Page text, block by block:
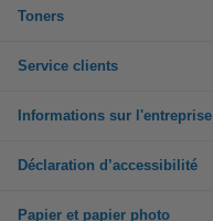
Toners
Service clients
Informations sur l'entreprise
Déclaration d’accessibilité
Papier et papier photo